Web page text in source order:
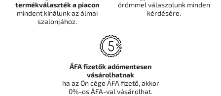
termékválaszték a piacon
mindent kínálunk az álmai
szalonjához.
örömmel válaszolunk minden
kérdésére.
ÁFA fizetők adómentesen
vásárolhatnak
ha az Ön cége ÁFA fizető, akkor
0%-os ÁFA-val vásárolhat.